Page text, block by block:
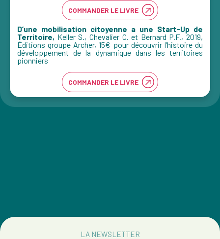
COMMANDER LE LIVRE
D’une mobilisation citoyenne a une Start-Up de
Territoire, Keller S., Chevalier C. et Bernard P.F., 2019,
Éditions groupe Archer, 15€ pour découvrir l’histoire du
développement de la dynamique dans les territoires
pionniers
COMMANDER LE LIVRE
LA NEWSLETTER